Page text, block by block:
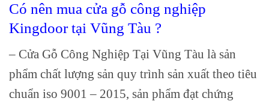
Có nên mua cửa gỗ công nghiệp
Kingdoor tại Vũng Tàu ?
– Cửa Gỗ Công Nghiệp Tại Vũng Tàu là sản
phẩm chất lượng sản quy trình sản xuất theo tiêu
chuẩn iso 9001 – 2015, sản phẩm đạt chứng